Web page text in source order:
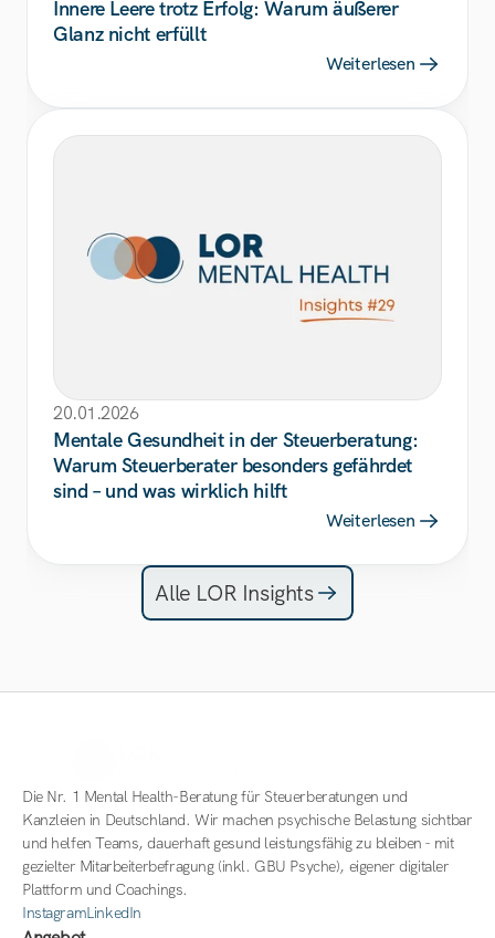
Innere Leere trotz Erfolg: Warum äußerer
Glanz nicht erfüllt
Weiterlesen
20.01.2026
Mentale Gesundheit in der Steuerberatung:
Warum Steuerberater besonders gefährdet
sind – und was wirklich hilft
Weiterlesen
Alle LOR Insights
Die Nr. 1 Mental Health-Beratung für Steuerberatungen und
Kanzleien in Deutschland. Wir machen psychische Belastung sichtbar
und helfen Teams, dauerhaft gesund leistungsfähig zu bleiben - mit
gezielter Mitarbeiterbefragung (inkl. GBU Psyche), eigener digitaler
Plattform und Coachings.
InstagramLinkedIn